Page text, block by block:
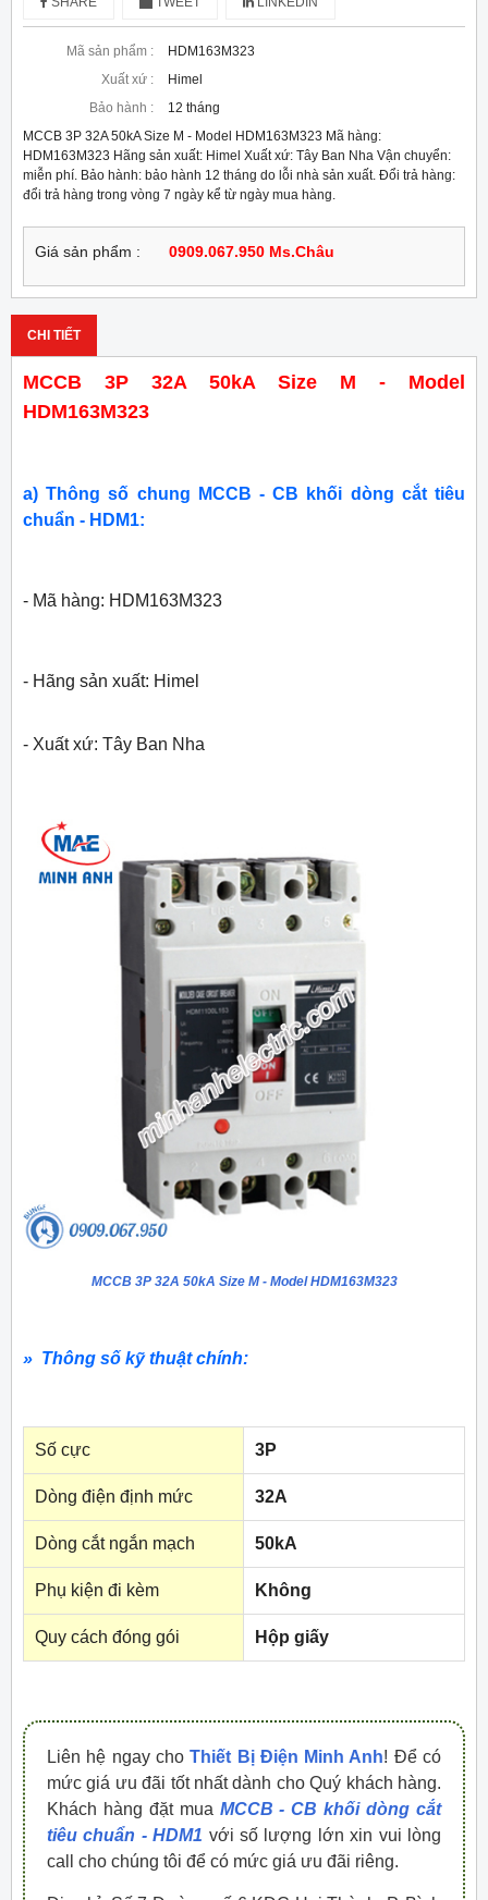
Mã sản phẩm :
HDM163M323
Xuất xứ :
Himel
Bảo hành :
12 tháng
MCCB 3P 32A 50kA Size M - Model HDM163M323 Mã hàng:
HDM163M323 Hãng sản xuất: Himel Xuất xứ: Tây Ban Nha Vận chuyển:
miễn phí. Bảo hành: bảo hành 12 tháng do lỗi nhà sản xuất. Đổi trả hàng:
đổi trả hàng trong vòng 7 ngày kể từ ngày mua hàng.
Giá sản phẩm : 0909.067.950 Ms.Châu
CHI TIẾT
MCCB 3P 32A 50kA Size M - Model
HDM163M323
a) Thông số chung MCCB - CB khối dòng cắt tiêu
chuẩn - HDM1:
- Mã hàng: HDM163M323
- Hãng sản xuất: Himel
- Xuất xứ: Tây Ban Nha
MCCB 3P 32A 50kA Size M - Model HDM163M323
» Thông số kỹ thuật chính:
Số cực 3P
Dòng điện định mức 32A
Dòng cắt ngắn mạch 50kA
Phụ kiện đi kèm Không
Quy cách đóng gói Hộp giấy
Liên hệ ngay choThiết Bị Điện Minh Anh! Để có
mức giá ưu đãi tốt nhất dành cho Quý khách hàng.
Khách hàng đặt mua MCCB - CB khối dòng cắt
tiêu chuẩn - HDM1 với số lượng lớn xin vui lòng
call cho chúng tôi để có mức giá ưu đãi riêng.